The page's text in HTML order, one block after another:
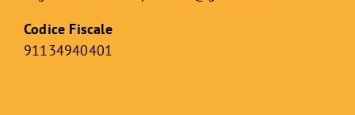
Codice Fiscale
91134940401